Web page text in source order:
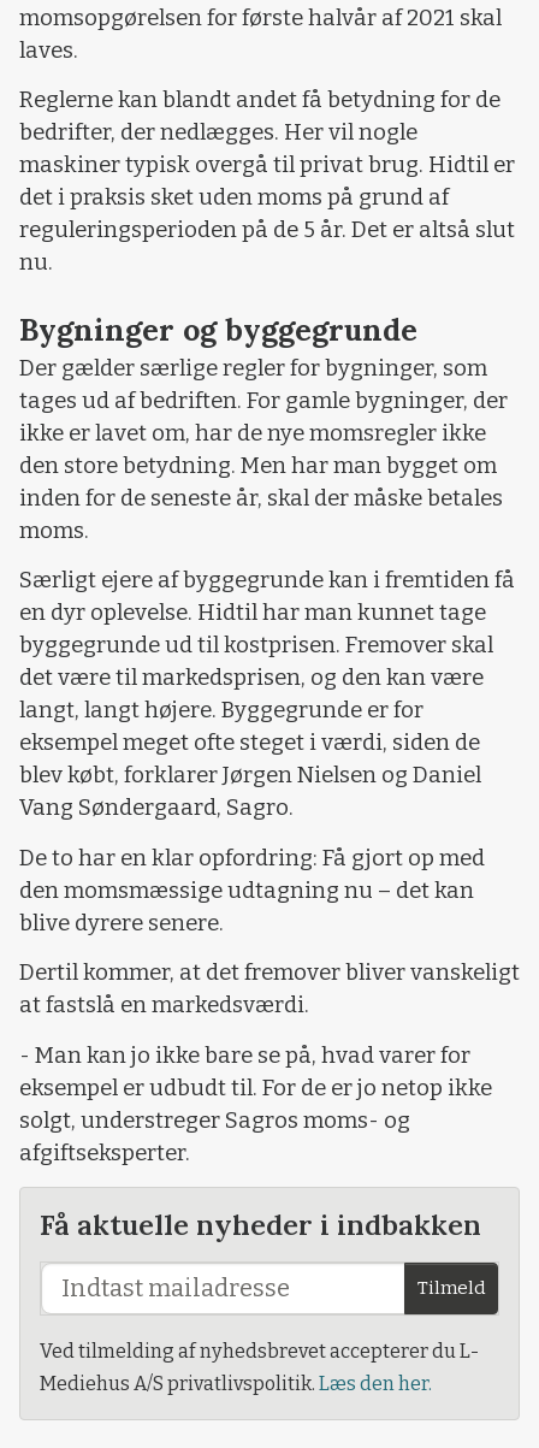
momsopgørelsen for første halvår af 2021 skal
laves.
Reglerne kan blandt andet få betydning for de
bedrifter, der nedlægges. Her vil nogle
maskiner typisk overgå til privat brug. Hidtil er
det i praksis sket uden moms på grund af
reguleringsperioden på de 5 år. Det er altså slut
nu.
Bygninger og byggegrunde
Der gælder særlige regler for bygninger, som
tages ud af bedriften. For gamle bygninger, der
ikke er lavet om, har de nye momsregler ikke
den store betydning. Men har man bygget om
inden for de seneste år, skal der måske betales
moms.
Særligt ejere af byggegrunde kan i fremtiden få
en dyr oplevelse. Hidtil har man kunnet tage
byggegrunde ud til kostprisen. Fremover skal
det være til markedsprisen, og den kan være
langt, langt højere. Byggegrunde er for
eksempel meget ofte steget i værdi, siden de
blev købt, forklarer Jørgen Nielsen og Daniel
Vang Søndergaard, Sagro.
De to har en klar opfordring: Få gjort op med
den momsmæssige udtagning nu – det kan
blive dyrere senere.
Dertil kommer, at det fremover bliver vanskeligt
at fastslå en markedsværdi.
- Man kan jo ikke bare se på, hvad varer for
eksempel er udbudt til. For de er jo netop ikke
solgt, understreger Sagros moms- og
afgiftseksperter.
Få aktuelle nyheder i indbakken
Tilmeld
Ved tilmelding af nyhedsbrevet accepterer du L-
Mediehus A/S privatlivspolitik. Læs den her.